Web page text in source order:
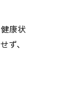
康状
ず、